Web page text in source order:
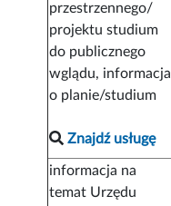
przestrzennego/
projektu studium
do publicznego
wglądu, informacja
o planie/studium
Znajdź usługę
informacja na
temat Urzędu